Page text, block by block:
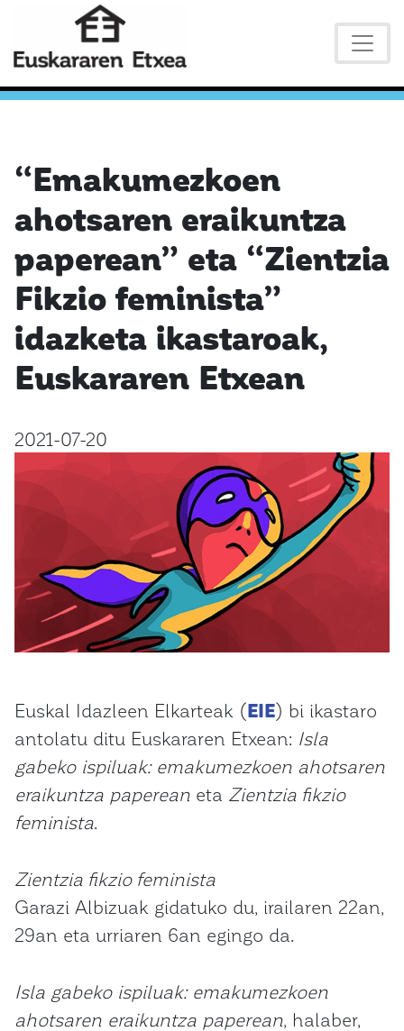
“Emakumezkoen
ahotsaren eraikuntza
paperean” eta “Zientzia
Fikzio feminista”
idazketa ikastaroak,
Euskararen Etxean
2021-07-20
Euskal Idazleen Elkarteak (EIE) bi ikastaro
antolatu ditu Euskararen Etxean: Isla
gabeko ispiluak: emakumezkoen ahotsaren
eraikuntza paperean eta Zientzia fikzio
feminista.
Zientzia fikzio feminista
Garazi Albizuak gidatuko du, irailaren 22an,
29an eta urriaren 6an egingo da.
Isla gabeko ispiluak: emakumezkoen
ahotsaren eraikuntza paperean, halaber,